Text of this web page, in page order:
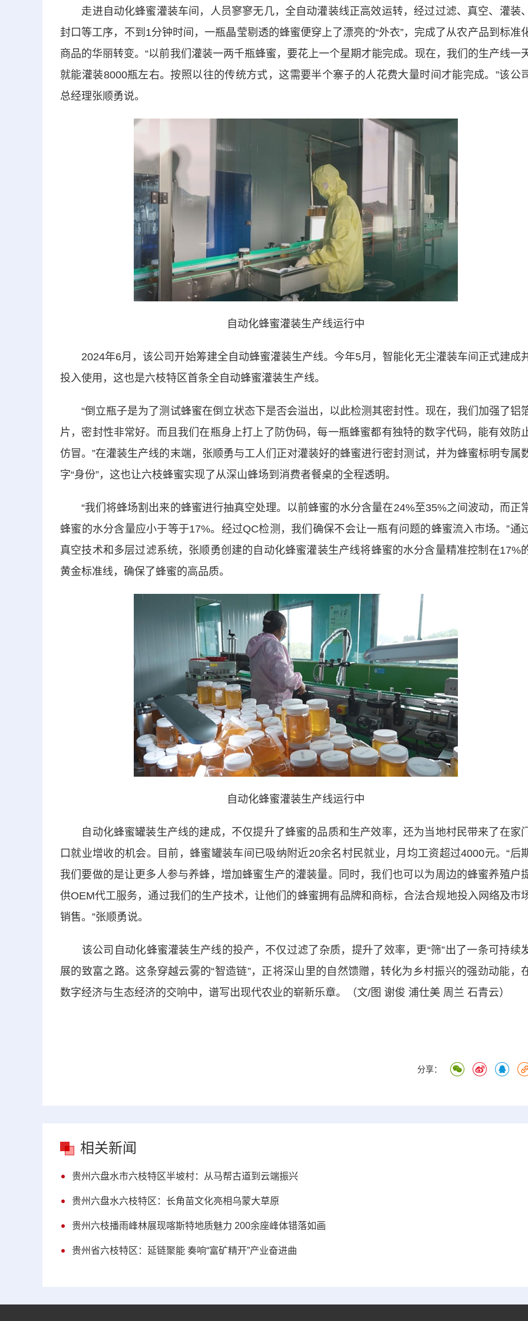
走进自动化蜂蜜灌装车间，人员寥寥无几，全自动灌装线正高效运转，经过过滤、真空、灌装
封口等工序，不到1分钟时间，一瓶晶莹剔透的蜂蜜便穿上了漂亮的“外衣”，完成了从农产品到标准
商品的华丽转变。“以前我们灌装一两千瓶蜂蜜，要花上一个星期才能完成。现在，我们的生产线一
就能灌装8000瓶左右。按照以往的传统方式，这需要半个寨子的人花费大量时间才能完成。”该公
总经理张顺勇说。
自动化蜂蜜灌装生产线运行中
2024年6月，该公司开始筹建全自动蜂蜜灌装生产线。今年5月，智能化无尘灌装车间正式建成
投入使用，这也是六枝特区首条全自动蜂蜜灌装生产线。
“倒立瓶子是为了测试蜂蜜在倒立状态下是否会溢出，以此检测其密封性。现在，我们加强了铝
片，密封性非常好。而且我们在瓶身上打上了防伪码，每一瓶蜂蜜都有独特的数字代码，能有效防
仿冒。”在灌装生产线的末端，张顺勇与工人们正对灌装好的蜂蜜进行密封测试，并为蜂蜜标明专属
字“身份”，这也让六枝蜂蜜实现了从深山蜂场到消费者餐桌的全程透明。
“我们将蜂场割出来的蜂蜜进行抽真空处理。以前蜂蜜的水分含量在24%至35%之间波动，而正
蜂蜜的水分含量应小于等于17%。经过QC检测，我们确保不会让一瓶有问题的蜂蜜流入市场。”通
真空技术和多层过滤系统，张顺勇创建的自动化蜂蜜灌装生产线将蜂蜜的水分含量精准控制在17%
黄金标准线，确保了蜂蜜的高品质。
自动化蜂蜜灌装生产线运行中
自动化蜂蜜罐装生产线的建成，不仅提升了蜂蜜的品质和生产效率，还为当地村民带来了在家
口就业增收的机会。目前，蜂蜜罐装车间已吸纳附近20余名村民就业，月均工资超过4000元。“后
我们要做的是让更多人参与养蜂，增加蜂蜜生产的灌装量。同时，我们也可以为周边的蜂蜜养殖户
供OEM代工服务，通过我们的生产技术，让他们的蜂蜜拥有品牌和商标，合法合规地投入网络及市
销售。”张顺勇说。
该公司自动化蜂蜜灌装生产线的投产，不仅过滤了杂质，提升了效率，更“筛”出了一条可持续
展的致富之路。这条穿越云雾的“智造链”，正将深山里的自然馈赠，转化为乡村振兴的强劲动能，
数字经济与生态经济的交响中，谱写出现代农业的崭新乐章。（文/图 谢俊 浦仕美 周兰 石青云）
分享：
相关新闻
贵州六盘水市六枝特区半坡村：从马帮古道到云端振兴
贵州六盘水六枝特区：长角苗文化亮相乌蒙大草原
贵州六枝播雨峰林展现喀斯特地质魅力 200余座峰体错落如画
贵州省六枝特区：延链聚能 奏响“富矿精开”产业奋进曲